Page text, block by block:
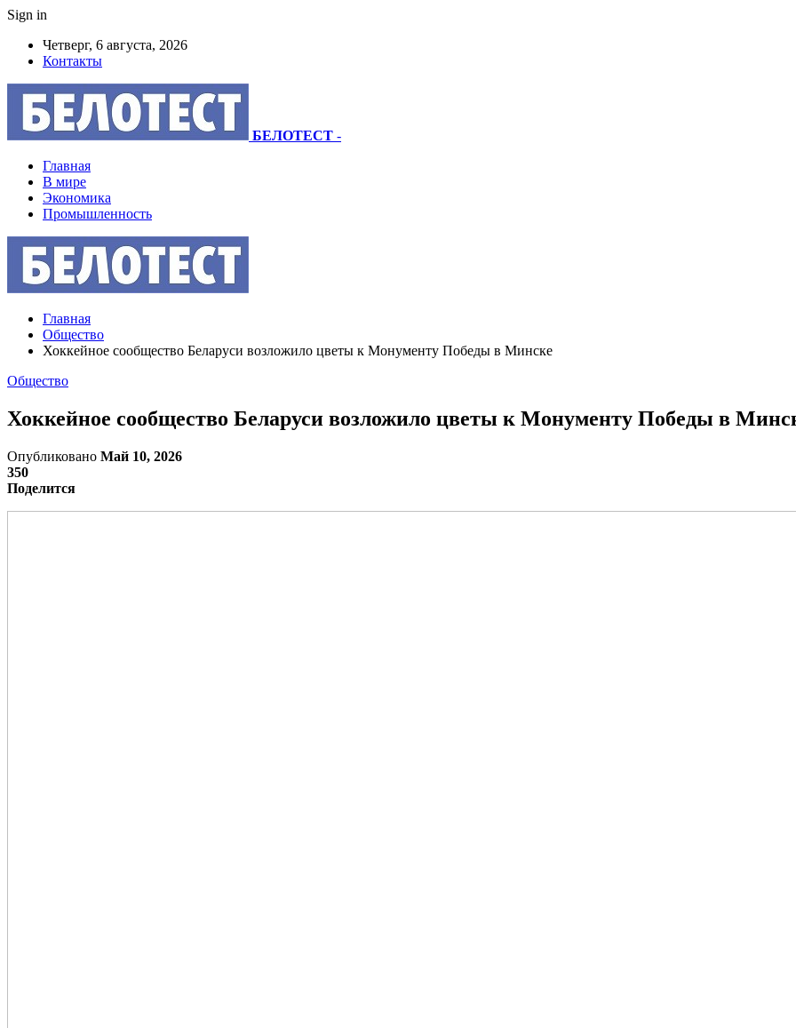
Sign in
Четверг, 6 августа, 2026
Контакты
БЕЛОТЕСТ -
Главная
В мире
Экономика
Промышленность
Главная
Общество
Хоккейное сообщество Беларуси возложило цветы к Монументу Победы в Минске
Общество
Хоккейное сообщество Беларуси возложило цветы к Монументу Победы в
Опубликовано Май 10, 2026
350
Поделится